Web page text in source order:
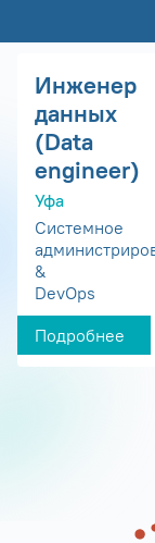
Инженер
данных
(Data
engineer)
Уфа
Системное
&
DevOps
Подробнее